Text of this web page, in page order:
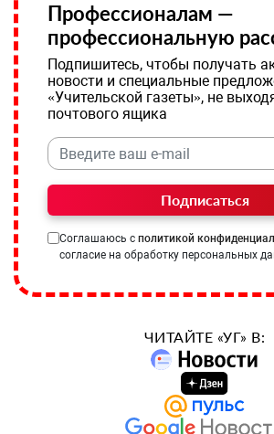
Профессионалам —
профессиональную
Подпишитесь, чтобы получать
новости и специальные
«Учительской газеты», не
почтового ящика
Подписаться
Соглашаюсь с политикой
согласие на обработку персональных
ЧИТАЙТЕ «УГ» В: